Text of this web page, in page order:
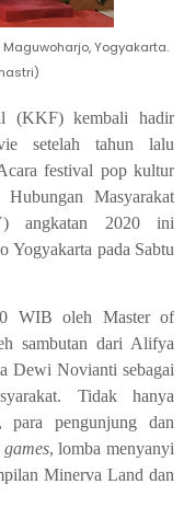
Yogyakarta.
(KKF) kembali hadir
setelah tahun lalu
festival pop kultur
Masyarakat
angkatan 2020ini
Yogyakarta pada Sabtu
WIB oleh Master of
sambutan dari Alifya
Dewi Novianti sebagai
Tidak hanya
para pengunjung dan
, lomba menyanyi
Minerva Land dan